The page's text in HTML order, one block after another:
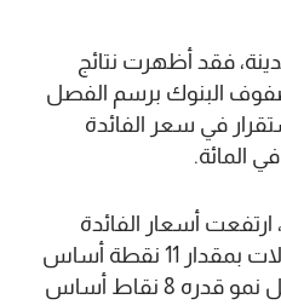
فقد أظهرت نتائج
البنوك برسم الفصل
2024 شبه استقرار في سعر الفائدة
أسعار الفائدة
المطبقة على قروض المقاولات بمقدار 11 نقطة أساس
إلى 5,37 في المائة، مع تسجيل نمو قدره 8 نقاط أساس